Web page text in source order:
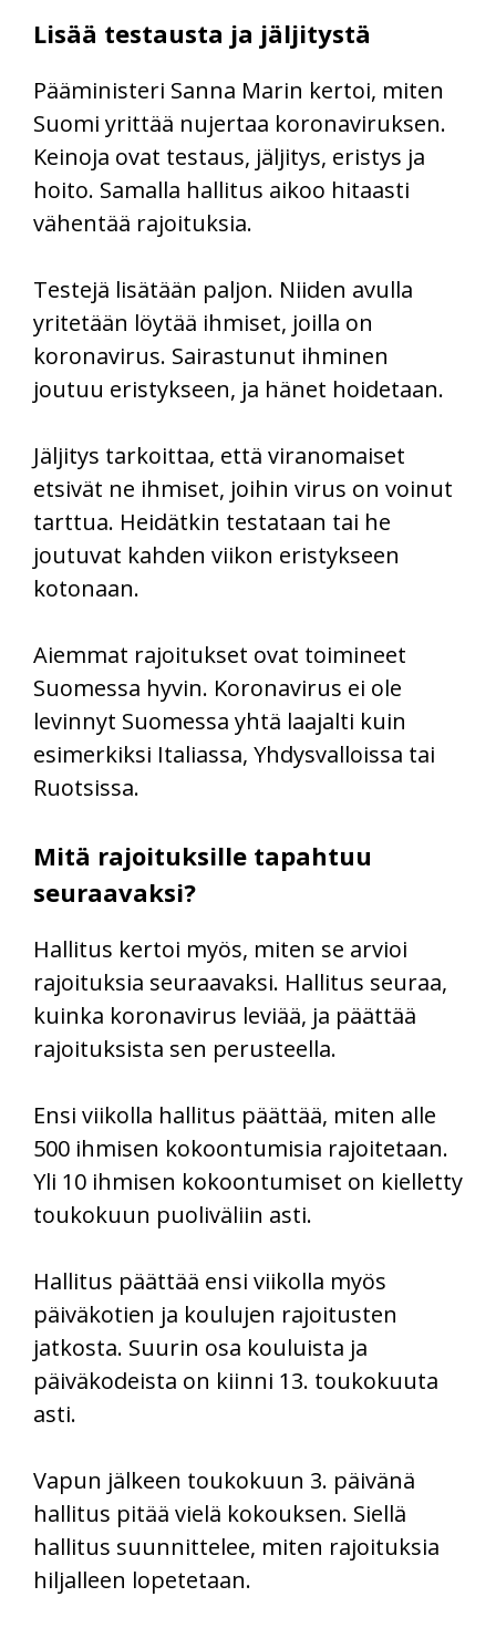
Lisää testausta ja jäljitystä
Pääministeri Sanna Marin kertoi, miten
Suomi yrittää nujertaa koronaviruksen.
Keinoja ovat testaus, jäljitys, eristys ja
hoito. Samalla hallitus aikoo hitaasti
vähentää rajoituksia.
Testejä lisätään paljon. Niiden avulla
yritetään löytää ihmiset, joilla on
koronavirus. Sairastunut ihminen
joutuu eristykseen, ja hänet hoidetaan.
Jäljitys tarkoittaa, että viranomaiset
etsivät ne ihmiset, joihin virus on voinut
tarttua. Heidätkin testataan tai he
joutuvat kahden viikon eristykseen
kotonaan.
Aiemmat rajoitukset ovat toimineet
Suomessa hyvin. Koronavirus ei ole
levinnyt Suomessa yhtä laajalti kuin
esimerkiksi Italiassa, Yhdysvalloissa tai
Ruotsissa.
Mitä rajoituksille tapahtuu
seuraavaksi?
Hallitus kertoi myös, miten se arvioi
rajoituksia seuraavaksi. Hallitus seuraa,
kuinka koronavirus leviää, ja päättää
rajoituksista sen perusteella.
Ensi viikolla hallitus päättää, miten alle
500 ihmisen kokoontumisia rajoitetaan.
Yli 10 ihmisen kokoontumiset on kielletty
toukokuun puoliväliin asti.
Hallitus päättää ensi viikolla myös
päiväkotien ja koulujen rajoitusten
jatkosta. Suurin osa kouluista ja
päiväkodeista on kiinni 13. toukokuuta
asti.
Vapun jälkeen toukokuun 3. päivänä
hallitus pitää vielä kokouksen. Siellä
hallitus suunnittelee, miten rajoituksia
hiljalleen lopetetaan.